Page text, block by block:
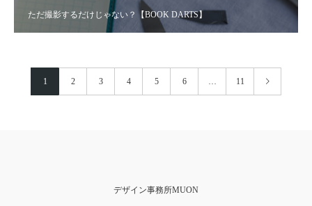
ただ撮影するだけじゃない？【BOOK DARTS】
1 2 3 4 5 6 … 11
デザイン事務所MUON